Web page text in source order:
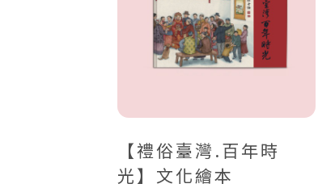
【禮俗臺灣.百年時
光】文化繪本